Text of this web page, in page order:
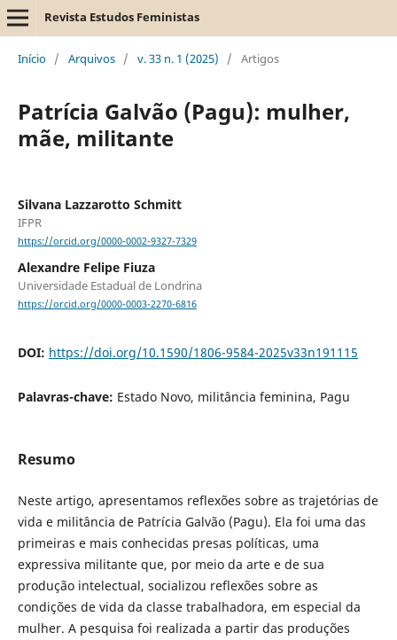
Revista Estudos Feministas
Início / Arquivos / v. 33 n. 1 (2025) / Artigos
Patrícia Galvão (Pagu): mulher,
mãe, militante
Silvana Lazzarotto Schmitt
IFPR
https://orcid.org/0000-0002-9327-7329
Alexandre Felipe Fiuza
Universidade Estadual de Londrina
https://orcid.org/0000-0003-2270-6816
DOI: https://doi.org/10.1590/1806-9584-2025v33n191115
Palavras-chave: Estado Novo, militância feminina, Pagu
Resumo
Neste artigo, apresentamos reflexões sobre as trajetórias de
vida e militância de Patrícia Galvão (Pagu). Ela foi uma das
primeiras e mais conhecidas presas políticas, uma
expressiva militante que, por meio da arte e de sua
produção intelectual, socializou reflexões sobre as
condições de vida da classe trabalhadora, em especial da
mulher. A pesquisa foi realizada a partir das produções